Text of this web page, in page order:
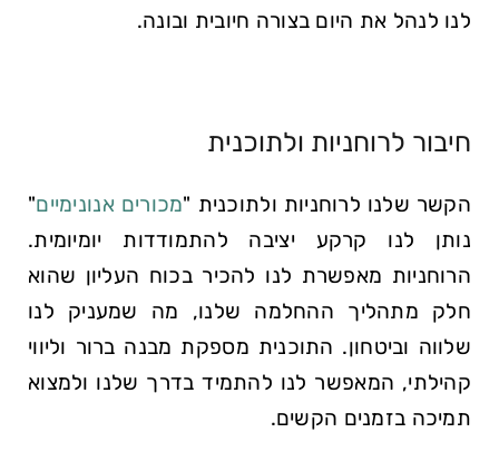
לנו לנהל את היום בצורה חיובית ובונה.
חיבור לרוחניות ולתוכנית
הקשר שלנו לרוחניות ולתוכנית "מכורים אנונימיים"
נותן לנו קרקע יציבה להתמודדות יומיומית.
הרוחניות מאפשרת לנו להכיר בכוח העליון שהוא
חלק מתהליך ההחלמה שלנו, מה שמעניק לנו
שלווה וביטחון. התוכנית מספקת מבנה ברור וליווי
קהילתי, המאפשר לנו להתמיד בדרך שלנו ולמצוא
תמיכה בזמנים הקשים.